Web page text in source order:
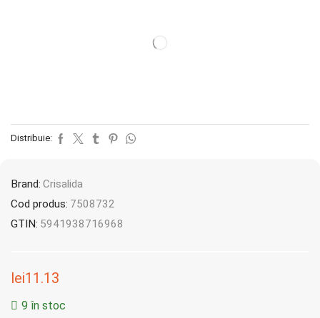
Distribuie:
Brand: Crisalida
Cod produs: 7508732
GTIN: 5941938716968
lei11.13
9 în stoc